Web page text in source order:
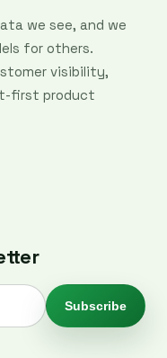
we see, and we
for others.
visibility,
first product
Subscribe